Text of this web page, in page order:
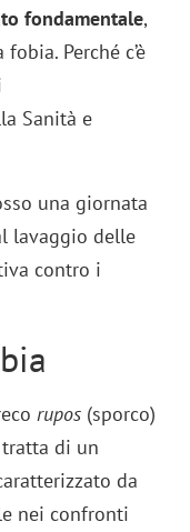
fondamentale,
Perché c’è
Sanità e
una giornata
lavaggio delle
contro i
rupos (sporco)
di un
da
nei confronti